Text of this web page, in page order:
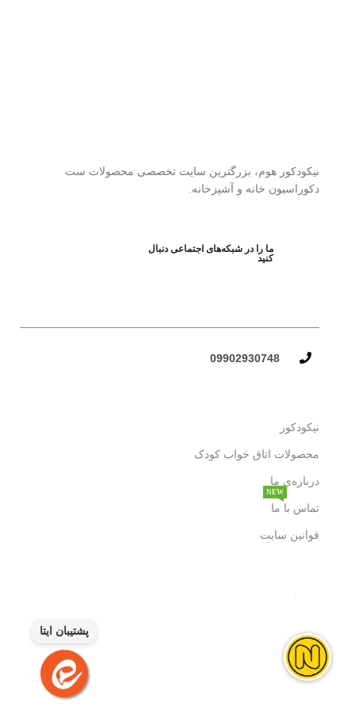
پشتیبان ایتا
نیکودکور هوم، بزرگترین سایت تخصصی محصولات ست
دکوراسیون خانه و آشپزخانه.
ما را در شبکه‌های اجتماعی دنبال
کنید
09902930748​
نیکودکور
محصولات اتاق خواب کودک
درباره‌ی ما
تماس با ما
NEW
قوانین سایت